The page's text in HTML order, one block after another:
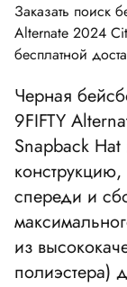
Заказать поиск
Alternate 2024
бесплатной
Черная
9FIFTY
Snapback Hat
спереди и
из
полиэстера)